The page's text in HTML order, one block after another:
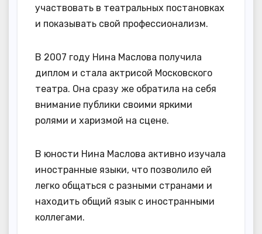
участвовать в театральных постановках
и показывать свой профессионализм.
В 2007 году Нина Маслова получила
диплом и стала актрисой Московского
театра. Она сразу же обратила на себя
внимание публики своими яркими
ролями и харизмой на сцене.
В юности Нина Маслова активно изучала
иностранные языки, что позволило ей
легко общаться с разными странами и
находить общий язык с иностранными
коллегами.